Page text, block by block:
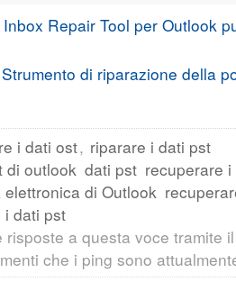
Inbox Repair Tool per Outlook
Strumento di riparazione della
i dati ost, riparare i dati pst
di outlook dati pst recuperare
di Outlook
i dati pst
risposte a questa voce tramite
che i ping sono